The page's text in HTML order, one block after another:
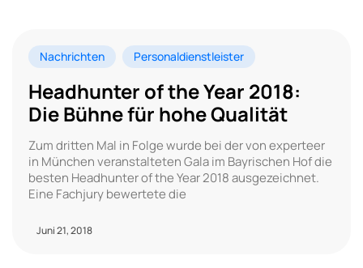
Nachrichten Personaldienstleister
Headhunter of the Year 2018:
Die Bühne für hohe Qualität
Zum dritten Mal in Folge wurde bei der von experteer
in München veranstalteten Gala im Bayrischen Hof die
besten Headhunter of the Year 2018 ausgezeichnet.
Eine Fachjury bewertete die
Juni 21, 2018